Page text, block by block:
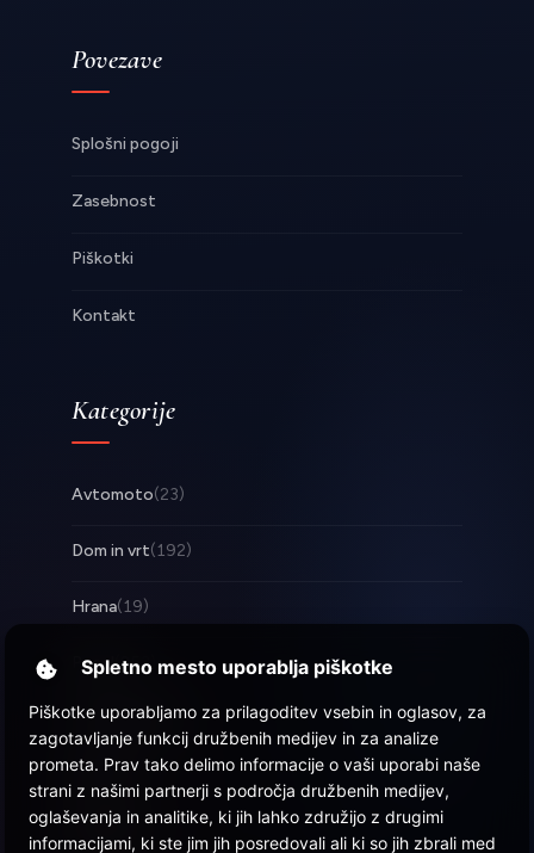
Povezave
Splošni pogoji
Zasebnost
Piškotki
Kontakt
Kategorije
Avtomoto(23)
Dom in vrt(192)
Hrana(19)
Posel(253)
Tehnologija(17)
Zabava(57)
Zdravje (22)
Spletno mesto uporablja piškotke
Piškotke uporabljamo za prilagoditev vsebin in oglasov, za
zagotavljanje funkcij družbenih medijev in za analize
prometa. Prav tako delimo informacije o vaši uporabi naše
strani z našimi partnerji s področja družbenih medijev,
oglaševanja in analitike, ki jih lahko združijo z drugimi
informacijami, ki ste jim jih posredovali ali ki so jih zbrali med